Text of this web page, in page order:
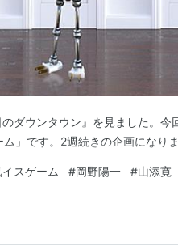
ダウンタウン』を見ました。今
」です。2週続きの企画になりま
スゲーム #岡野陽一 #山添寛